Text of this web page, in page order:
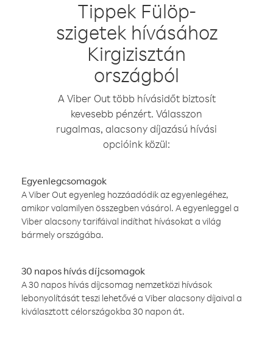
Tippek Fülöp-
szigetek hívásához
Kirgizisztán
országból
A Viber Out több hívásidőt biztosít
kevesebb pénzért. Válasszon
rugalmas, alacsony díjazású hívási
opcióink közül:
Egyenlegcsomagok
A Viber Out egyenleg hozzáadódik az egyenlegéhez,
amikor valamilyen összegben vásárol. A egyenleggel a
Viber alacsony tarifáival indíthat hívásokat a világ
bármely országába.
30 napos hívás díjcsomagok
A 30 napos hívás díjcsomag nemzetközi hívások
lebonyolítását teszi lehetővé a Viber alacsony díjaival a
kiválasztott célországokba 30 napon át.